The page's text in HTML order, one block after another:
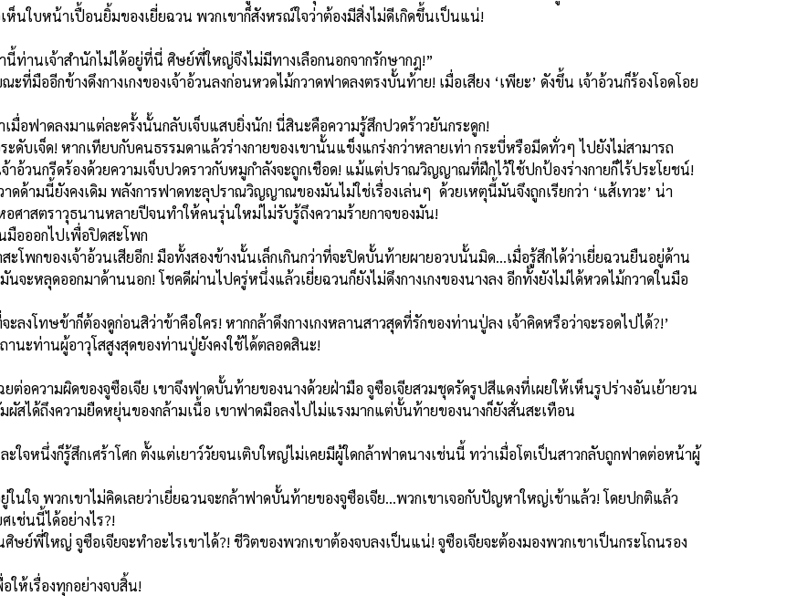
ห็นใบหน้าเปื้อนยิ้มของเยี่ยฉวน พวกเขาก็สังหรณ์ใจว่าต้องมีสิ่งไม่ดีเกิดขึ้นเป็นแน่!
นี้ท่านเจ้าสำนักไม่ได้อยู่ที่นี่ ศิษย์พี่ใหญ่จึงไม่มีทางเลือกนอกจากรักษากฎ!”
ที่มืออีกข้างดึงกางเกงของเจ้าอ้วนลงก่อนหวดไม้กวาดฟาดลงตรงบั้นท้าย! เมื่อเสียง ‘เพียะ’ ดังขึ้น เจ้าอ้วนก็ร้องโอดโอย
มื่อฟาดลงมาแต่ละครั้งนั้นกลับเจ็บแสบยิ่งนัก! นี่สินะคือความรู้สึกปวดร้าวยันกระดูก!
ดับเจ็ด! หากเทียบกับคนธรรมดาแล้วร่างกายของเขานั้นแข็งแกร่งกว่าหลายเท่า กระบี่หรือมีดทั่วๆ ไปยังไม่สามารถ
าอ้วนกรีดร้องด้วยความเจ็บปวดราวกับหมูกำลังจะถูกเชือด! แม้แต่ปราณวิญญาณที่ฝึกไว้ใช้ปกป้องร่างกายก็ไร้ประโยชน์!
ดด้ามนี้ยังคงเดิม พลังการฟาดทะลุปราณวิญญาณของมันไม่ใช่เรื่องเล่นๆ ด้วยเหตุนี้มันจึงถูกเรียกว่า ‘แส้เทวะ’ น่า
ศาสตราวุธนานหลายปีจนทำให้คนรุ่นใหม่ไม่รับรู้ถึงความร้ายกาจของมัน!
มือออกไปเพื่อปิดสะโพก
ะโพกของเจ้าอ้วนเสียอีก! มือทั้งสองข้างนั้นเล็กเกินกว่าที่จะปิดบั้นท้ายผายอวบนั้นมิด...เมื่อรู้สึกได้ว่าเยี่ยฉวนยืนอยู่ด้าน
จะหลุดออกมาด้านนอก! โชคดีผ่านไปครู่หนึ่งแล้วเยี่ยฉวนก็ยังไม่ดึงกางเกงของนางลง อีกทั้งยังไม่ได้หวดไม้กวาดในมือ
ลงโทษข้าก็ต้องดูก่อนสิว่าข้าคือใคร! หากกล้าดึงกางเกงหลานสาวสุดที่รักของท่านปู่ลง เจ้าคิดหรือว่าจะรอดไปได้?!’
านะท่านผู้อาวุโสสูงสุดของท่านปู่ยังคงใช้ได้ตลอดสินะ!
ต่อความผิดของจูซือเจีย เขาจึงฟาดบั้นท้ายของนางด้วยฝ่ามือ จูซือเจียสวมชุดรัดรูปสีแดงที่เผยให้เห็นรูปร่างอันเย้ายวน
สได้ถึงความยืดหยุ่นของกล้ามเนื้อ เขาฟาดมือลงไปไม่แรงมากแต่บั้นท้ายของนางก็ยังสั่นสะเทือน
ะใจหนึ่งก็รู้สึกเศร้าโศก ตั้งแต่เยาว์วัยจนเติบใหญ่ไม่เคยมีผู้ใดกล้าฟาดนางเช่นนี้ ทว่าเมื่อโตเป็นสาวกลับถูกฟาดต่อหน้าผู้
ใจ พวกเขาไม่คิดเลยว่าเยี่ยฉวนจะกล้าฟาดบั้นท้ายของจูซือเจีย...พวกเขาเจอกับปัญหาใหญ่เข้าแล้ว! โดยปกติแล้ว
ช่นนี้ได้อย่างไร?!
ษย์พี่ใหญ่ จูซือเจียจะทำอะไรเขาได้?! ชีวิตของพวกเขาต้องจบลงเป็นแน่! จูซือเจียจะต้องมองพวกเขาเป็นกระโถนรอง
ให้เรื่องทุกอย่างจบสิ้น!